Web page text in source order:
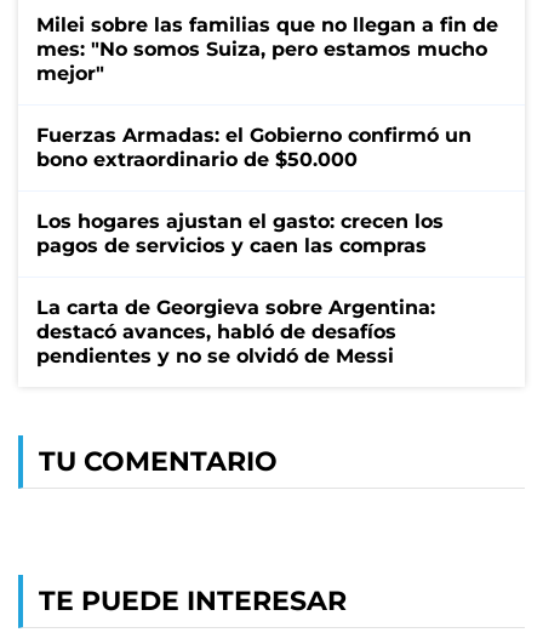
Milei sobre las familias que no llegan a fin de
mes: "No somos Suiza, pero estamos mucho
mejor"
Fuerzas Armadas: el Gobierno confirmó un
bono extraordinario de $50.000
Los hogares ajustan el gasto: crecen los
pagos de servicios y caen las compras
La carta de Georgieva sobre Argentina:
destacó avances, habló de desafíos
pendientes y no se olvidó de Messi
TU COMENTARIO
TE PUEDE INTERESAR